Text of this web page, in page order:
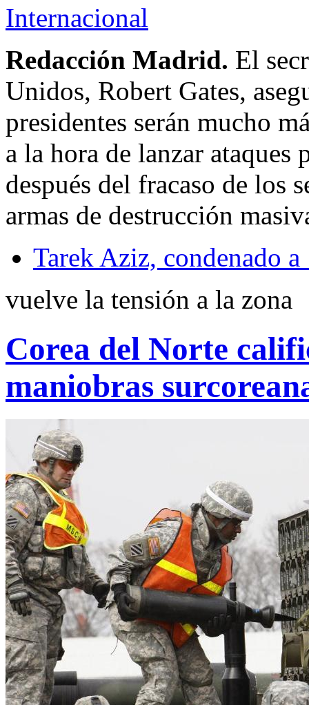
Internacional
Redacción Madrid. El
Unidos, Robert Gates,
presidentes serán mucho
a la hora de lanzar ataques
después del fracaso de los
armas de destrucción
Tarek Aziz, condenado a
vuelve la tensión a la zona
Corea del Norte
maniobras